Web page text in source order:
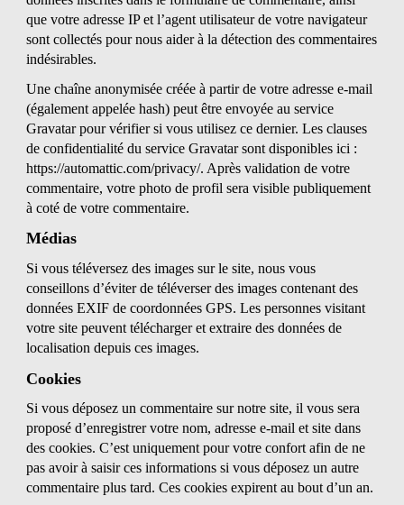
que votre adresse IP et l’agent utilisateur de votre navigateur
sont collectés pour nous aider à la détection des commentaires
indésirables.
Une chaîne anonymisée créée à partir de votre adresse e-mail
(également appelée hash) peut être envoyée au service
Gravatar pour vérifier si vous utilisez ce dernier. Les clauses
de confidentialité du service Gravatar sont disponibles ici :
https://automattic.com/privacy/. Après validation de votre
commentaire, votre photo de profil sera visible publiquement
à coté de votre commentaire.
Médias
Si vous téléversez des images sur le site, nous vous
conseillons d’éviter de téléverser des images contenant des
données EXIF de coordonnées GPS. Les personnes visitant
votre site peuvent télécharger et extraire des données de
localisation depuis ces images.
Cookies
Si vous déposez un commentaire sur notre site, il vous sera
proposé d’enregistrer votre nom, adresse e-mail et site dans
des cookies. C’est uniquement pour votre confort afin de ne
pas avoir à saisir ces informations si vous déposez un autre
commentaire plus tard. Ces cookies expirent au bout d’un an.